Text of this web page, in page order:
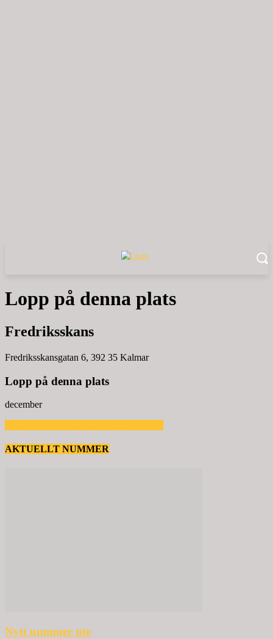
Lopp på denna plats
Fredriksskans
Fredriksskansgatan 6, 392 35 Kalmar
Lopp på denna plats
december
AKTUELLT NUMMER
Nytt nummer ute